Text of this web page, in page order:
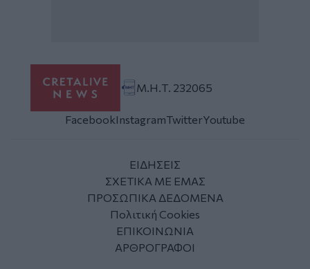
Μ.Η.Τ. 232065
FacebookInstagramTwitterYoutube
ΕΙΔΗΣΕΙΣ
ΣΧΕΤΙΚΑ ΜΕ ΕΜΑΣ
ΠΡΟΣΩΠΙΚΑ ΔΕΔΟΜΕΝΑ
Πολιτική Cookies
ΕΠΙΚΟΙΝΩΝΙΑ
ΑΡΘΡΟΓΡΑΦΟΙ